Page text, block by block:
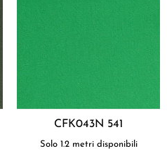
CFK043N 541
Solo 1.2 metri disponibili